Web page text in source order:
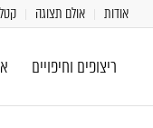
אודות אולם תצוגה
ריצופים וחיפויים